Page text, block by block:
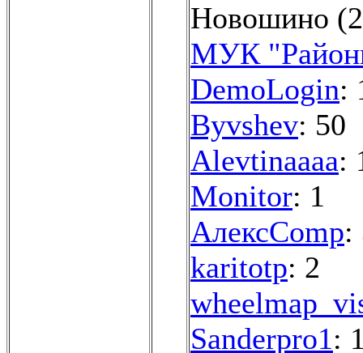
Новошино
МУК
DemoLogin:
Byvshev: 50
Alevtinaaaa:
Monitor: 1
АлексComp:
karitotp: 2
Sanderpro1: